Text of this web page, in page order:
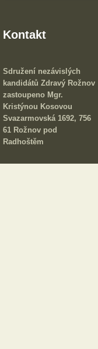
Kontakt
Sdružení nezávislých
kandidátů Zdravý Rožnov
zastoupeno Mgr.
Kristýnou Kosovou
Svazarmovská 1692, 756
61 Rožnov pod
Radhoštěm